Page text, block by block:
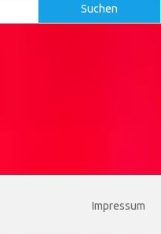
Suchen
Impressum